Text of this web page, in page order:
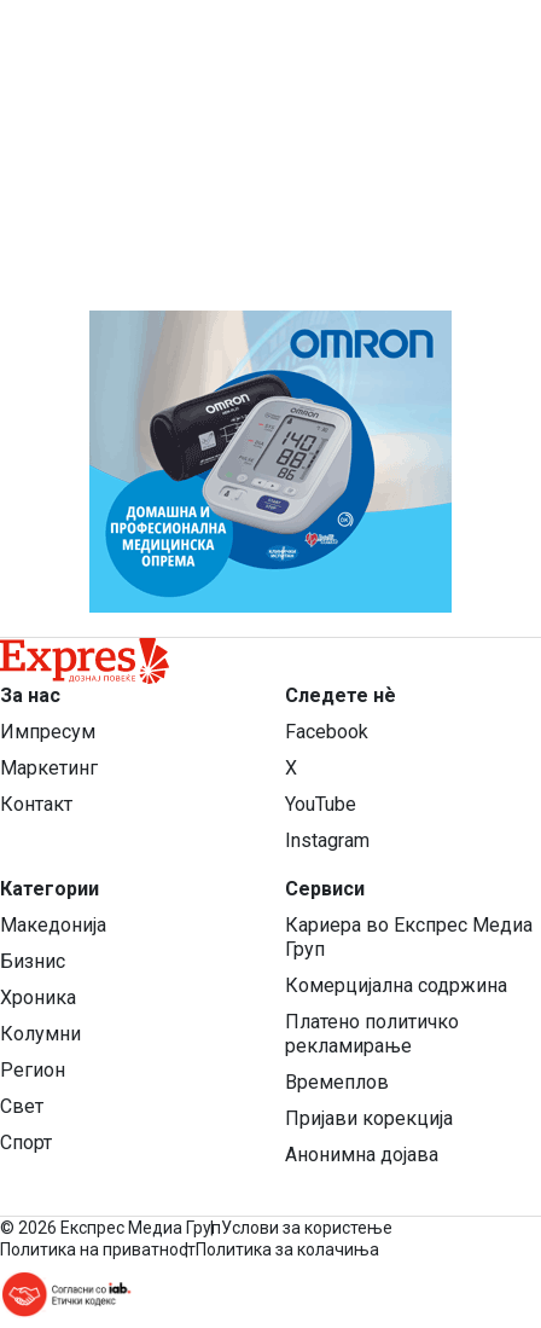
За нас
Импресум
Маркетинг
Контакт
Категории
Македонија
Бизнис
Хроника
Колумни
Регион
Свет
Спорт
Следете нѐ
Facebook
X
YouTube
Instagram
Сервиси
Кариера во Експрес Медиа
Груп
Комерцијална содржина
Платено политичко
рекламирање
Времеплов
Пријави корекција
Анонимна дојава
© 2026 Експрес Медиа ГрупУслови за користење
Политика на приватностПолитика за колачиња